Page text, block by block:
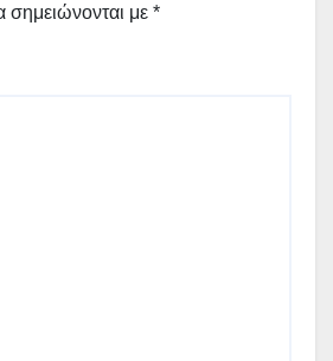
σημειώνονται με *